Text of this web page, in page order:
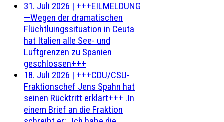
31. Juli 2026 | +++EILMELDUNG
—Wegen der dramatischen
Flüchtluingssituation in Ceuta
hat Italien alle See- und
Luftgrenzen zu Spanien
geschlossen+++
18. Juli 2026 | +++CDU/CSU-
Fraktionschef Jens Spahn hat
seinen Rücktritt erklärt+++ .In
einem Brief an die Fraktion